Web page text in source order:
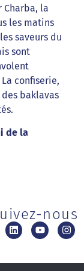
Charba, la
les matins
saveurs du
sont
confiserie,
baklavas
de la
nous